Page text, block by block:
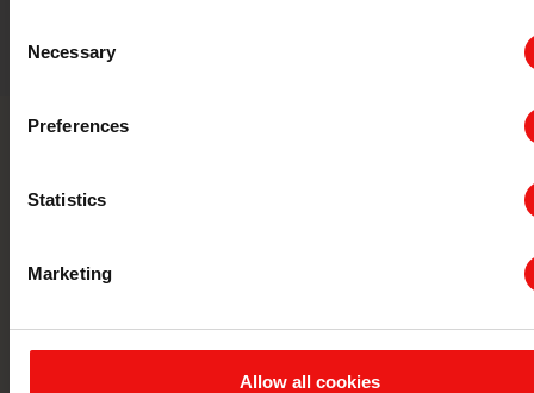
Selection
Necessary
Preferences
Statistics
Marketing
Allow all cookies
联系